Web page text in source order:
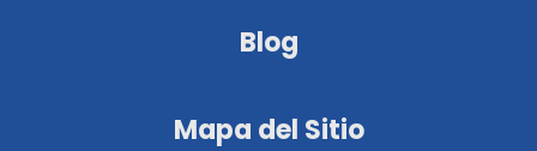
Blog
Mapa del Sitio